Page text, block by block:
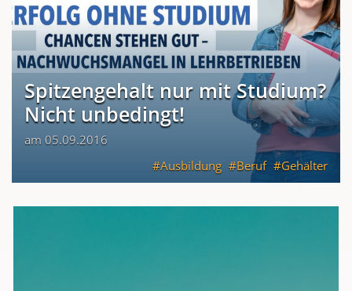
Spitzengehalt nur mit Studium?
Nicht unbedingt!
am 05.09.2016
Ausbildung
Beruf Gehälter